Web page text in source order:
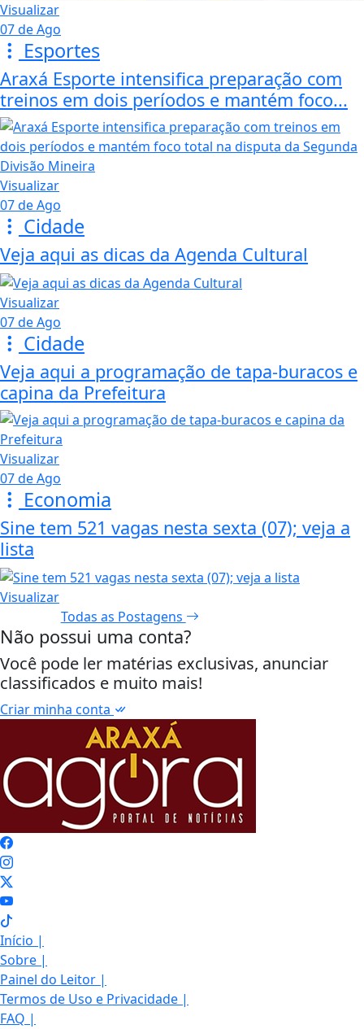
Visualizar
07 de Ago
Esportes
Araxá Esporte intensifica preparação com
treinos em dois períodos e mantém foco...
Visualizar
07 de Ago
Cidade
Veja aqui as dicas da Agenda Cultural
Visualizar
07 de Ago
Cidade
Veja aqui a programação de tapa-buracos e
capina da Prefeitura
Visualizar
07 de Ago
Economia
Sine tem 521 vagas nesta sexta (07); veja a
lista
Visualizar
Todas as Postagens
Não possui uma conta?
Você pode ler matérias exclusivas, anunciar
classificados e muito mais!
Criar minha conta
Início |
Sobre |
Painel do Leitor |
Termos de Uso e Privacidade |
FAQ |